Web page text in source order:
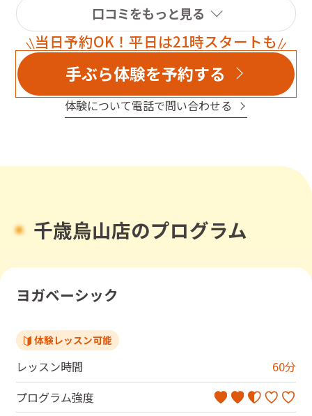
口コミをもっと見る
当日予約OK！平日は21時スタートも
手ぶら体験を予約する
体験について電話で問い合わせる
千歳烏山店のプログラム
ヨガベーシック
体験レッスン可能
レッスン時間 60分
プログラム強度